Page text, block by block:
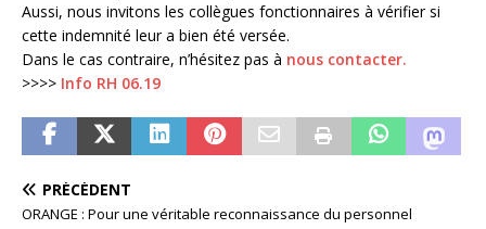
Aussi, nous invitons les collègues fonctionnaires à vérifier si
cette indemnité leur a bien été versée.
Dans le cas contraire, n’hésitez pas à nous contacter.
>>>> Info RH 06.19
PRÉCÉDENT
ORANGE : Pour une véritable reconnaissance du personnel